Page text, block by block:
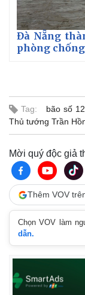
Đà Nẵng
phòng chống
Tag: bão số 12
Thủ tướng Trần
Mời quý độc giả
Thêm VOV
Chọn VOV làm
dẫn.